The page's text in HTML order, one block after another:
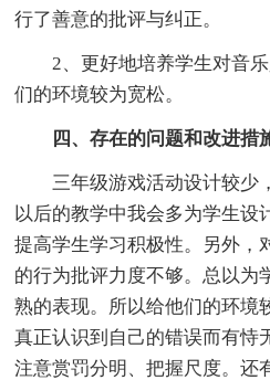
行了善意的批评与纠正。
2、更好地培养学生对音乐
们的环境较为宽松。
四、存在的问题和改进措
三年级游戏活动设计较少
以后的教学中我会多为学生设
提高学生学习积极性。另外，
的行为批评力度不够。总以为
熟的表现。所以给他们的环境
真正认识到自己的错误而有恃
注意赏罚分明、把握尺度。还